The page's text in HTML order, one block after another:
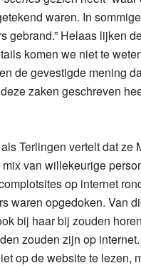
waren. In
gebrand.” Helaas lijken
komen we niet te
de gevestigde mening
zaken geschreven
Terlingen vertelt dat ze
van willekeurige
op internet
waren opgedoken. Van
bij haar bij zouden
zouden zijn op
op de website te lezen,